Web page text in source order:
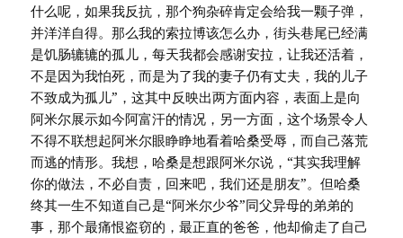
什么呢，如果我反抗，那个狗杂碎肯定会给我一颗子弹，
并洋洋自得。那么我的索拉博该怎么办，街头巷尾已经满
是饥肠辘辘的孤儿，每天我都会感谢安拉，让我还活着，
不是因为我怕死，而是为了我的妻子仍有丈夫，我的儿子
不致成为孤儿”，这其中反映出两方面内容，表面上是向
阿米尔展示如今阿富汗的情况，另一方面，这个场景令人
不得不联想起阿米尔眼睁睁地看着哈桑受辱，而自己落荒
而逃的情形。我想，哈桑是想跟阿米尔说，“其实我理解
你的做法，不必自责，回来吧，我们还是朋友”。但哈桑
终其一生不知道自己是“阿米尔少爷”同父异母的弟弟的
事，那个最痛恨盗窃的，最正直的爸爸，他却偷走了自己